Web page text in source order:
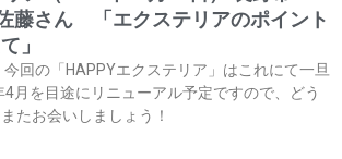
藤さん 「エクステリアのポイント
」
回の「HAPPYエクステリア」はこれにて一旦
月を目途にリニューアル予定ですので、どう
たお会いしましょう！